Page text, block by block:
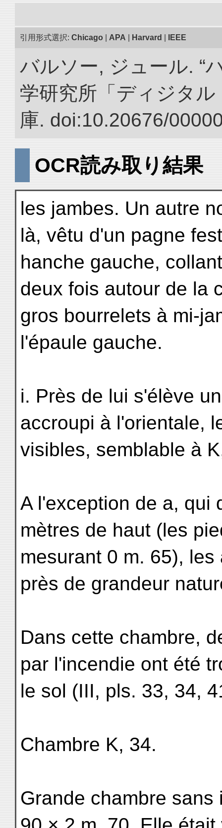
引用形式選択: Chicago APA Harvard IEEE
バルソー, ジュール. “
学研究所「ディジタ
庫. doi:10.20676/
OCR読み取り結果
les jambes. Un autre
là, vêtu d'un pagne
hanche gauche,
deux fois autour de la
gros bourrelets à mi-
l'épaule gauche.
i. Près de lui s'élève
accroupi à l'orientale,
visibles, semblable à
A l'exception de a, qui
mètres de haut (les
mesurant 0 m. 65),
près de grandeur
Dans cette chambre,
par l'incendie ont été
le sol (III, pls. 33, 34,
Chambre K, 34.
Grande chambre